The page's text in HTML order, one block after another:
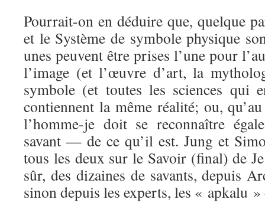
Pourrait-on en déduire que, quelque
et le Système de symbole physique
unes peuvent être prises l’une pour
l’image (et l’œuvre d’art, la
symbole (et toutes les sciences qui
contiennent la même réalité; ou,
l’homme-je doit se reconnaître
savant — de ce qu’il est. Jung et
tous les deux sur le Savoir (final) de
sûr, des dizaines de savants, depuis
sinon depuis les experts, les « apkalu »